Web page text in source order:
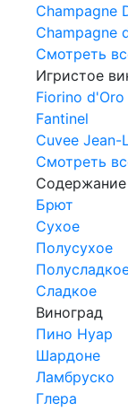
Champagne
Champagne
Смотреть
Игристое
Fiorino d'Oro
Fantinel
Cuvee Jean-
Смотреть
Содержание
Брют
Сухое
Полусухое
Сладкое
Виноград
Пино Нуар
Шардоне
Ламбруско
Глера